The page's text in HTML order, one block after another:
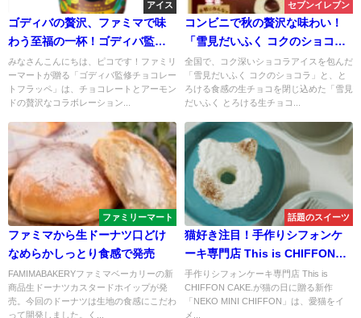
アイス
ゴディバの贅沢、ファミマで味
わう至福の一杯！ゴディバ監修
チョコレートフラッペ
みなさんこんにちは、ピコです！ファミリ
ーマートが贈る「ゴディバ監修チョコレー
トフラッペ」は、チョコレートとアーモン
ドの贅沢なコラボレーション...
セブンイレブン
コンビニで秋の贅沢な味わい！
「雪見だいふく コクのショコ
ラ」「雪見だいふく とろける生
チョコレート」が発売！
全国で、コク深いショコラアイスを包んだ
「雪見だいふく コクのショコラ」と、と
ろける食感の生チョコを閉じ込めた「雪見
だいふく とろける生チョコ...
ファミリーマート
ファミマから生ドーナツ口どけ
なめらかしっとり食感で発売
FAMIMABAKERYファミマベーカリーの新
商品生ドーナツカスタードホイップが発
売。今回のドーナツは生地の食感にこだわ
って開発しました。く...
話題のスイーツ
猫好き注目！手作りシフォンケ
ーキ専門店 This is CHIFFON
CAKE.が「猫の日」に贈る新作
『NEKO MINI CHIFFON』登
場！
手作りシフォンケーキ専門店 This is
CHIFFON CAKE.が猫の日に贈る新作
「NEKO MINI CHIFFON」は、愛猫をイ
メ...